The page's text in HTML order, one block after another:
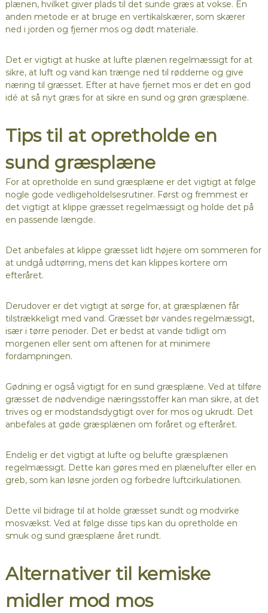
plænen, hvilket giver plads til det sunde græs at vokse. En
anden metode er at bruge en vertikalskærer, som skærer
ned i jorden og fjerner mos og dødt materiale.
Det er vigtigt at huske at lufte plænen regelmæssigt for at
sikre, at luft og vand kan trænge ned til rødderne og give
næring til græsset. Efter at have fjernet mos er det en god
idé at så nyt græs for at sikre en sund og grøn græsplæne.
Tips til at opretholde en
sund græsplæne
For at opretholde en sund græsplæne er det vigtigt at følge
nogle gode vedligeholdelsesrutiner. Først og fremmest er
det vigtigt at klippe græsset regelmæssigt og holde det på
en passende længde.
Det anbefales at klippe græsset lidt højere om sommeren for
at undgå udtørring, mens det kan klippes kortere om
efteråret.
Derudover er det vigtigt at sørge for, at græsplænen får
tilstrækkeligt med vand. Græsset bør vandes regelmæssigt,
især i tørre perioder. Det er bedst at vande tidligt om
morgenen eller sent om aftenen for at minimere
fordampningen.
Gødning er også vigtigt for en sund græsplæne. Ved at tilføre
græsset de nødvendige næringsstoffer kan man sikre, at det
trives og er modstandsdygtigt over for mos og ukrudt. Det
anbefales at gøde græsplænen om foråret og efteråret.
Endelig er det vigtigt at lufte og belufte græsplænen
regelmæssigt. Dette kan gøres med en plænelufter eller en
greb, som kan løsne jorden og forbedre luftcirkulationen.
Dette vil bidrage til at holde græsset sundt og modvirke
mosvækst. Ved at følge disse tips kan du opretholde en
smuk og sund græsplæne året rundt.
Alternativer til kemiske
midler mod mos